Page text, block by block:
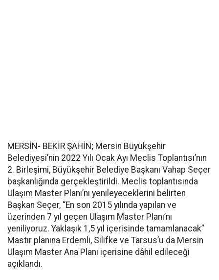
MERSİN- BEKİR ŞAHİN; Mersin Büyükşehir
Belediyesi’nin 2022 Yılı Ocak Ayı Meclis Toplantısı’nın
2. Birleşimi, Büyükşehir Belediye Başkanı Vahap Seçer
başkanlığında gerçekleştirildi. Meclis toplantısında
Ulaşım Master Planı’nı yenileyeceklerini belirten
Başkan Seçer, “En son 2015 yılında yapılan ve
üzerinden 7 yıl geçen Ulaşım Master Planı’nı
yeniliyoruz. Yaklaşık 1,5 yıl içerisinde tamamlanacak”
Mastır planına Erdemli, Silifke ve Tarsus’u da Mersin
Ulaşım Master Ana Planı içerisine dâhil edileceği
açıklandı.